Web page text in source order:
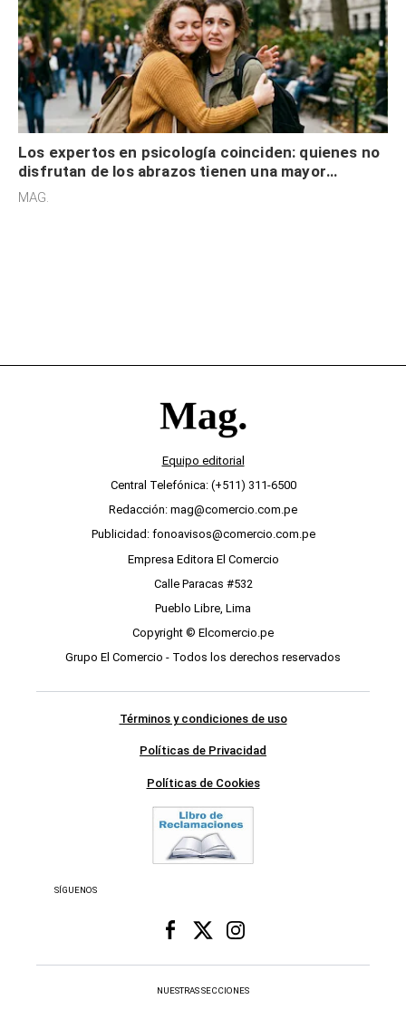
Los expertos en psicología coinciden: quienes no
disfrutan de los abrazos tienen una mayor
sensibilidad a los estímulos físicos y no es por
MAG.
Equipo editorial
Central Telefónica: (+511) 311-6500
Redacción: mag@comercio.com.pe
Publicidad: fonoavisos@comercio.com.pe
Empresa Editora El Comercio
Calle Paracas #532
Pueblo Libre, Lima
Copyright © Elcomercio.pe
Grupo El Comercio - Todos los derechos reservados
Términos y condiciones de uso
Políticas de Privacidad
Políticas de Cookies
SÍGUENOS
NUESTRAS SECCIONES